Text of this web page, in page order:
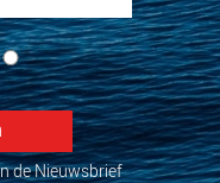
de Nieuwsbrief